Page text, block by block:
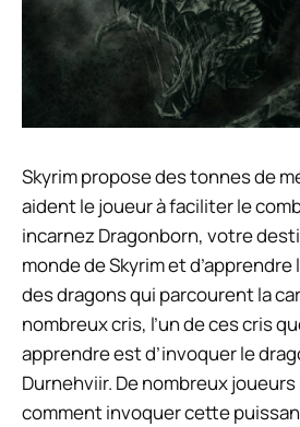
Skyrim propose des tonnes de
aident le joueur à faciliter le
incarnez Dragonborn, votre
monde de Skyrim et d’apprendre
des dragons qui parcourent la
nombreux cris, l’un de ces cris
apprendre est d’invoquer le
Durnehviir. De nombreux
comment invoquer cette